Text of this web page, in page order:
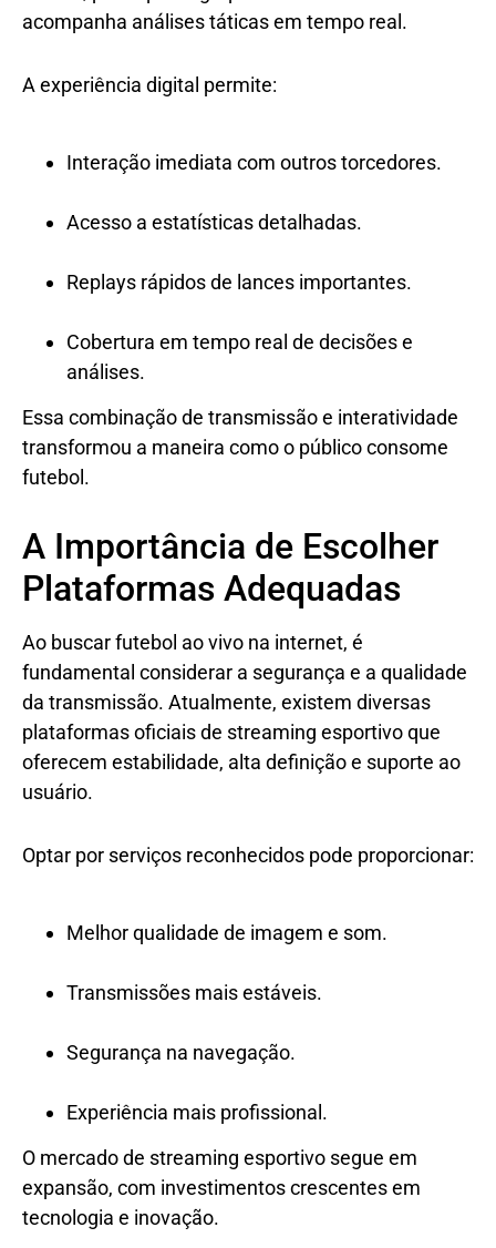
acompanha análises táticas em tempo real.
A experiência digital permite:
Interação imediata com outros torcedores.
Acesso a estatísticas detalhadas.
Replays rápidos de lances importantes.
Cobertura em tempo real de decisões e
análises.
Essa combinação de transmissão e interatividade
transformou a maneira como o público consome
futebol.
A Importância de Escolher
Plataformas Adequadas
Ao buscar futebol ao vivo na internet, é
fundamental considerar a segurança e a qualidade
da transmissão. Atualmente, existem diversas
plataformas oficiais de streaming esportivo que
oferecem estabilidade, alta definição e suporte ao
usuário.
Optar por serviços reconhecidos pode proporcionar:
Melhor qualidade de imagem e som.
Transmissões mais estáveis.
Segurança na navegação.
Experiência mais profissional.
O mercado de streaming esportivo segue em
expansão, com investimentos crescentes em
tecnologia e inovação.